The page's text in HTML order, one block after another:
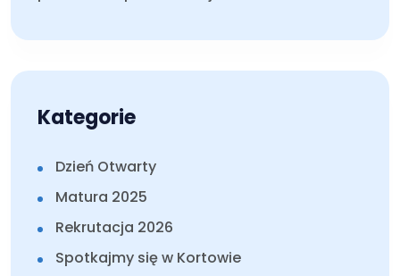
Kategorie
Dzień Otwarty
Matura 2025
Rekrutacja 2026
Spotkajmy się w Kortowie